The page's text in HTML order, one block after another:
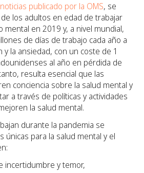
publicado por la OMS, se
los adultos en edad de trabajar
mental en 2019 y, a nivel mundial,
de días de trabajo cada año a
y la ansiedad, con un coste de 1
al año en pérdida de
resulta esencial que las
conciencia sobre la salud mental y
a través de políticas y actividades
la salud mental.
durante la pandemia se
únicas para la salud mental y el
incertidumbre y temor,